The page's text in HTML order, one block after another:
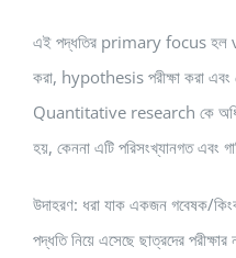
এই পদ্ধতির primary focus হল
করা, hypothesis পরীক্ষা করা
Quantitative research কে অধিক
হয়, কেননা এটি পরিসংখ্যানগত এবং
উদাহরণ: ধরা যাক একজন গবেষক/
পদ্ধতি নিয়ে এসেছে ছাত্রদের